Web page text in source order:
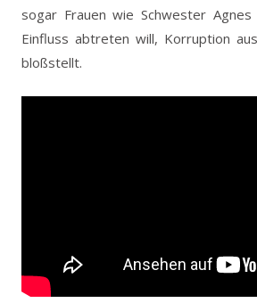
sogar Frauen wie Schwester Agnes
Einfluss abtreten will, Korruption
bloßstellt.